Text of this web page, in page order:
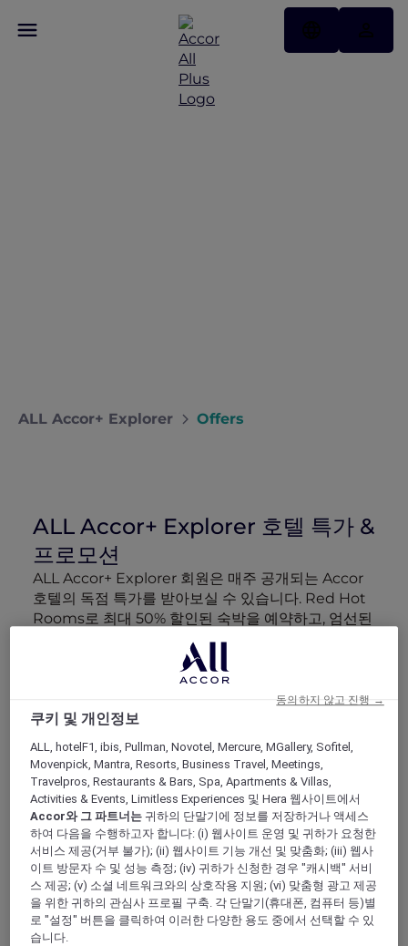
ALL Accor+ Explorer Offers
ALL Accor+ Explorer 호텔 특가 &
프로모션
ALL Accor+ Explorer 회원은 매주 공개되는 Accor
호텔의 독점 특가를 받아보실 수 있습니다. Red Hot
Rooms로 최대 50% 할인된 숙박을 예약하고, 엄선된
럭셔리 호텔 패키지 More Escapes 혜택 정보와 함께
회원 전용 이벤트에 참여하고, 파트너 특별 혜택을 누
려보세요. 여행 예산을 더 효율적으로 활용하고 모든
여정을 더욱 특별하게 만들어 드립니다.
검색 결과 165 제공 혜택
Show All Destinations
FILTERS
쿠키 및 개인정보
ALL, hotelF1, ibis, Pullman, Novotel, Mercure, MGallery, Sofitel,
Movenpick, Mantra, Resorts, Business Travel, Meetings,
Travelpros, Restaurants & Bars, Spa, Apartments & Villas,
Activities & Events, Limitless Experiences 및 Hera 웹사이트에서
Accor와 그 파트너는 귀하의 단말기에 정보를 저장하거나 액세스
하여 다음을 수행하고자 합니다: (i) 웹사이트 운영 및 귀하가 요청한
서비스 제공(거부 불가); (ii) 웹사이트 기능 개선 및 맞춤화; (iii) 웹사
이트 방문자 수 및 성능 측정; (iv) 귀하가 신청한 경우 "캐시백" 서비
스 제공; (v) 소셜 네트워크와의 상호작용 지원; (vi) 맞춤형 광고 제공
을 위한 귀하의 관심사 프로필 구축. 각 단말기(휴대폰, 컴퓨터 등)별
로 "설정" 버튼을 클릭하여 이러한 다양한 용도 중에서 선택할 수 있
습니다.
동의하지 않고 진행 →